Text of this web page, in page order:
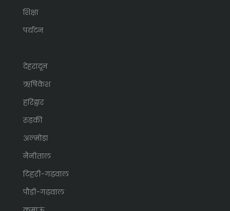
शिक्षा
पर्यटन
देहरादून
ऋषिकेश
हरिद्वार
रुड़की
अल्मोड़ा
नैनीताल
टिहरी-गढ़वाल
पौड़ी-गढ़वाल